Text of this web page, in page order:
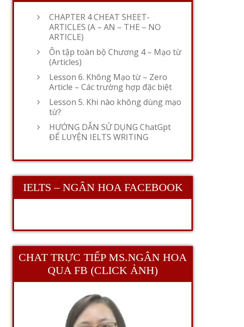
CHAPTER 4 CHEAT SHEET-
ARTICLES (A – AN – THE – NO
ARTICLE)
Ôn tập toàn bộ Chương 4 – Mạo từ
(Articles)
Lesson 6. Không Mạo từ – Zero
Article – Các trường hợp đặc biệt
Lesson 5. Khi nào không dùng mạo
từ?
HƯỚNG DẪN SỬ DỤNG ChatGpt
ĐỂ LUYỆN IELTS WRITING
IELTS – NGÂN HOA FACEBOOK
CHAT TRỰC TIẾP MS.NGÂN HOA
QUA FB (CLICK ẢNH)